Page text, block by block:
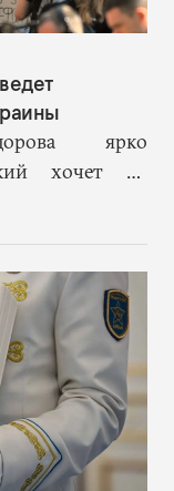
ярко
хочет от
продолжить